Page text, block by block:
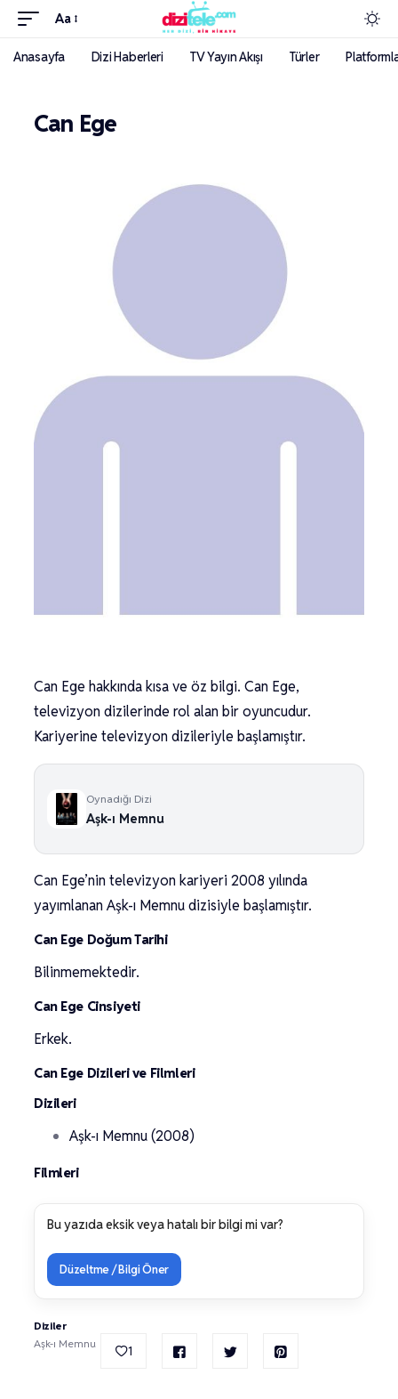
Aa
Anasayfa Dizi Haberleri TV Yayın Akışı Türler
Can Ege
Can Ege hakkında kısa ve öz bilgi. Can Ege,
televizyon dizilerinde rol alan bir oyuncudur.
Kariyerine televizyon dizileriyle başlamıştır.
Oynadığı Dizi
Aşk-ı Memnu
Can Ege’nin televizyon kariyeri 2008 yılında
yayımlanan Aşk-ı Memnu dizisiyle başlamıştır.
Can Ege Doğum Tarihi
Bilinmemektedir.
Can Ege Cinsiyeti
Erkek.
Can Ege Dizileri ve Filmleri
Dizileri
Aşk-ı Memnu (2008)
Filmleri
Bu yazıda eksik veya hatalı bir bilgi mi var?
Düzeltme / Bilgi Öner
Diziler
Aşk-ı Memnu
1